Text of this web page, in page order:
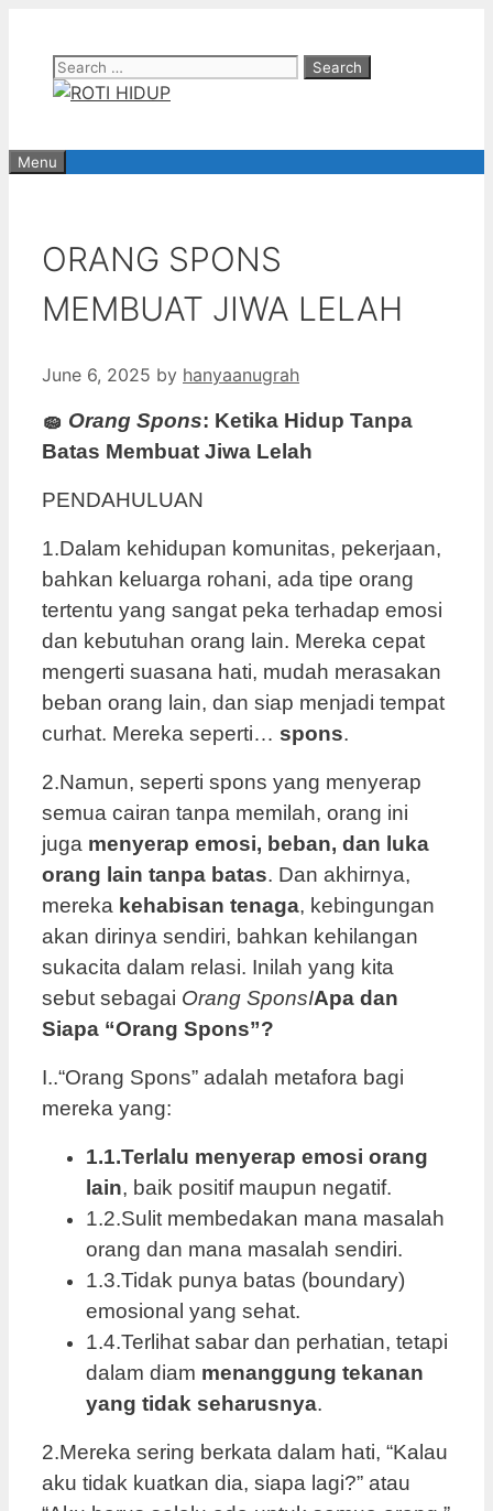
contentSearch
for:
Menu
ORANG SPONS
MEMBUAT JIWA LELAH
June 6, 2025 by hanyaanugrah
🧽 Orang Spons: Ketika Hidup Tanpa
Batas Membuat Jiwa Lelah
PENDAHULUAN
1.Dalam kehidupan komunitas, pekerjaan,
bahkan keluarga rohani, ada tipe orang
tertentu yang sangat peka terhadap emosi
dan kebutuhan orang lain. Mereka cepat
mengerti suasana hati, mudah merasakan
beban orang lain, dan siap menjadi tempat
curhat. Mereka seperti… spons.
2.Namun, seperti spons yang menyerap
semua cairan tanpa memilah, orang ini
juga menyerap emosi, beban, dan luka
orang lain tanpa batas. Dan akhirnya,
mereka kehabisan tenaga, kebingungan
akan dirinya sendiri, bahkan kehilangan
sukacita dalam relasi. Inilah yang kita
sebut sebagai Orang SponsIApa dan
Siapa “Orang Spons”?
I..“Orang Spons” adalah metafora bagi
mereka yang:
1.1.Terlalu menyerap emosi orang
lain, baik positif maupun negatif.
1.2.Sulit membedakan mana masalah
orang dan mana masalah sendiri.
1.3.Tidak punya batas (boundary)
emosional yang sehat.
1.4.Terlihat sabar dan perhatian, tetapi
dalam diam menanggung tekanan
yang tidak seharusnya.
2.Mereka sering berkata dalam hati, “Kalau
aku tidak kuatkan dia, siapa lagi?” atau